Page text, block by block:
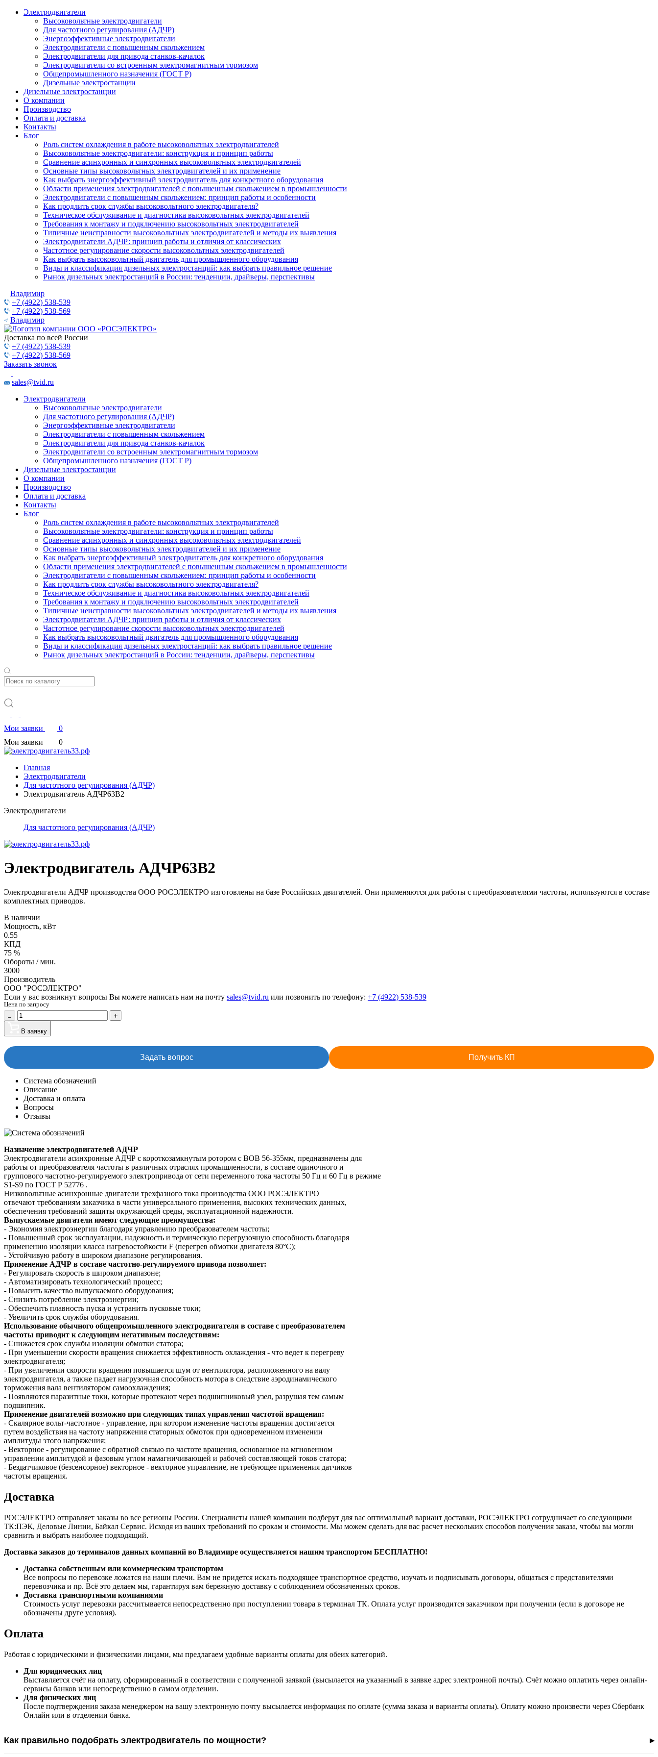
Электродвигатели
Высоковольтные электродвигатели
Для частотного регулирования (АДЧР)
Энергоэффективные электродвигатели
Электродвигатели с повышенным скольжением
Электродвигатели для привода станков-качалок
Электродвигатели со встроенным электромагнитным тормозом
Общепромышленного назначения (ГОСТ Р)
Дизельные электростанции
Дизельные электростанции
О компании
Производство
Оплата и доставка
Контакты
Блог
Роль систем охлаждения в работе высоковольтных электродвигателей
Высоковольтные электродвигатели: конструкция и принцип работы
Сравнение асинхронных и синхронных высоковольтных электродвигателей
Основные типы высоковольтных электродвигателей и их применение
Как выбрать энергоэффективный электродвигатель для конкретного оборудования
Области применения электродвигателей с повышенным скольжением в промышленности
Электродвигатели с повышенным скольжением: принцип работы и особенности
Как продлить срок службы высоковольтного электродвигателя?
Техническое обслуживание и диагностика высоковольтных электродвигателей
Требования к монтажу и подключению высоковольтных электродвигателей
Типичные неисправности высоковольтных электродвигателей и методы их выявления
Электродвигатели АДЧР: принцип работы и отличия от классических
Частотное регулирование скорости высоковольтных электродвигателей
Как выбрать высоковольтный двигатель для промышленного оборудования
Виды и классификация дизельных электростанций: как выбрать правильное решение
Рынок дизельных электростанций в России: тенденции, драйверы, перспективы
Владимир
+7 (4922) 538-539
+7 (4922) 538-569
Владимир
Доставка по всей России
+7 (4922) 538-539
+7 (4922) 538-569
Заказать звонок
sales@tvid.ru
Электродвигатели
Высоковольтные электродвигатели
Для частотного регулирования (АДЧР)
Энергоэффективные электродвигатели
Электродвигатели с повышенным скольжением
Электродвигатели для привода станков-качалок
Электродвигатели со встроенным электромагнитным тормозом
Общепромышленного назначения (ГОСТ Р)
Дизельные электростанции
О компании
Производство
Оплата и доставка
Контакты
Блог
Роль систем охлаждения в работе высоковольтных электродвигателей
Высоковольтные электродвигатели: конструкция и принцип работы
Сравнение асинхронных и синхронных высоковольтных электродвигателей
Основные типы высоковольтных электродвигателей и их применение
Как выбрать энергоэффективный электродвигатель для конкретного оборудования
Области применения электродвигателей с повышенным скольжением в промышленности
Электродвигатели с повышенным скольжением: принцип работы и особенности
Как продлить срок службы высоковольтного электродвигателя?
Техническое обслуживание и диагностика высоковольтных электродвигателей
Требования к монтажу и подключению высоковольтных электродвигателей
Типичные неисправности высоковольтных электродвигателей и методы их выявления
Электродвигатели АДЧР: принцип работы и отличия от классических
Частотное регулирование скорости высоковольтных электродвигателей
Как выбрать высоковольтный двигатель для промышленного оборудования
Виды и классификация дизельных электростанций: как выбрать правильное решение
Рынок дизельных электростанций в России: тенденции, драйверы, перспективы
Мои заявки
0
Мои заявки
0
Главная
Электродвигатели
Для частотного регулирования (АДЧР)
Электродвигатель АДЧР63В2
Электродвигатели
Для частотного регулирования (АДЧР)
Электродвигатель АДЧР63В2
Электродвигатели АДЧР производства ООО РОСЭЛЕКТРО изготовлены на базе Российских двигателей. Они применяются для работы с преобразователями частоты, используются в составе
комплектных приводов.
В наличии
Мощность, кВт
0.55
КПД
75 %
Обороты / мин.
3000
Производитель
ООО "РОСЭЛЕКТРО"
Если у вас возникнут вопросы Вы можете написать нам на почту sales@tvid.ru или позвонить по телефону: +7 (4922) 538-539
Цена по запросу
В заявку
Задать вопрос Получить КП
Система обозначений
Описание
Доставка и оплата
Вопросы
Отзывы
Назначение электродвигателей АДЧР
Электродвигатели асинхронные АДЧР с короткозамкнутым ротором с ВОВ 56-355мм, предназначены для
работы от преобразователя частоты в различных отраслях промышленности, в составе одиночного и
группового частотно-регулируемого электропривода от сети переменного тока частоты 50 Гц и 60 Гц в режиме
S1-S9 по ГОСТ Р 52776 .
Низковольтные асинхронные двигатели трехфазного тока производства ООО РОСЭЛЕКТРО
отвечают требованиям заказчика в части универсального применения, высоких технических данных,
обеспечения требований защиты окружающей среды, эксплуатационной надежности.
Выпускаемые двигатели имеют следующие преимущества:
- Экономия электроэнергии благодаря управлению преобразователем частоты;
- Повышенный срок эксплуатации, надежность и термическую перегрузочную способность благодаря
применению изоляции класса нагревостойкости F (перегрев обмотки двигателя 80°C);
- Устойчивую работу в широком диапазоне регулирования.
Применение АДЧР в составе частотно-регулируемого привода позволяет:
- Регулировать скорость в широком диапазоне;
- Автоматизировать технологический процесс;
- Повысить качество выпускаемого оборудования;
- Снизить потребление электроэнергии;
- Обеспечить плавность пуска и устранить пусковые токи;
- Увеличить срок службы оборудования.
Использование обычного общепромышленного электродвигателя в составе с преобразователем
частоты приводит к следующим негативным последствиям:
- Снижается срок службы изоляции обмотки статора;
- При уменьшении скорости вращения снижается эффективность охлаждения - что ведет к перегреву
электродвигателя;
- При увеличении скорости вращения повышается шум от вентилятора, расположенного на валу
электродвигателя, а также падает нагрузочная способность мотора в следствие аэродинамического
торможения вала вентилятором самоохлаждения;
- Появляются паразитные токи, которые протекают через подшипниковый узел, разрушая тем самым
подшипник.
Применение двигателей возможно при следующих типах управления частотой вращения:
- Скалярное вольт-частотное - управление, при котором изменение частоты вращения достигается
путем воздействия на частоту напряжения статорных обмоток при одновременном изменении
амплитуды этого напряжения;
- Векторное - регулирование с обратной связью по частоте вращения, основанное на мгновенном
управлении амплитудой и фазовым углом намагничивающей и рабочей составляющей токов статора;
- Бездатчиковое (безсенсорное) векторное - векторное управление, не требующее применения датчиков
частоты вращения.
Доставка
РОСЭЛЕКТРО отправляет заказы во все регионы России. Специалисты нашей компании подберут для вас оптимальный вариант доставки, РОСЭЛЕКТРО сотрудничает со следующими
ТК:ПЭК, Деловые Линии, Байкал Сервис. Исходя из ваших требований по срокам и стоимости. Мы можем сделать для вас расчет нескольких способов получения заказа, чтобы вы могли
сравнить и выбрать наиболее подходящий.
Доставка заказов до терминалов данных компаний во Владимире осуществляется нашим транспортом БЕСПЛАТНО!
Доставка собственным или коммерческим транспортом
Все вопросы по перевозке ложатся на наши плечи. Вам не придется искать подходящее транспортное средство, изучать и подписывать договоры, общаться с представителями
перевозчика и пр. Всё это делаем мы, гарантируя вам бережную доставку с соблюдением обозначенных сроков.
Доставка транспортными компаниями
Стоимость услуг перевозки рассчитывается непосредственно при поступлении товара в терминал ТК. Оплата услуг производится заказчиком при получении (если в договоре не
обозначены друге условия).
Оплата
Работая с юридическими и физическими лицами, мы предлагаем удобные варианты оплаты для обеих категорий.
Для юридических лиц
Выставляется счёт на оплату, сформированный в соответствии с полученной заявкой (высылается на указанный в заявке адрес электронной почты). Счёт можно оплатить через онлайн-
сервисы банков или непосредственно в самом отделении.
Для физических лиц
После подтверждения заказа менеджером на вашу электронную почту высылается информация по оплате (сумма заказа и варианты оплаты). Оплату можно произвести через Сбербанк
Онлайн или в отделении банка.
Как правильно подобрать электродвигатель по мощности?